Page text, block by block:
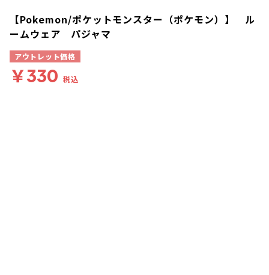
【Pokemon/ポケットモンスター（ポケモン）】 ル
ームウェア パジャマ
アウトレット価格
￥330 税込